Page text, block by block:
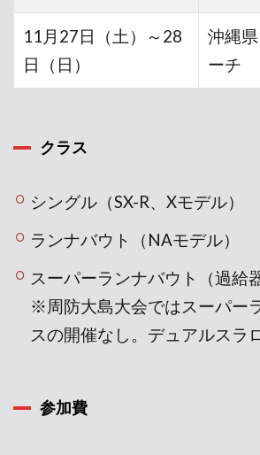
11月27日（土）～28
日（日）
沖縄
ーチ
クラス
シングル（SX-R、Xモデル）
ランナバウト（NAモデル）
スーパーランナバウト（過給
※周防大島大会ではスーパー
スの開催なし。デュアルスラ
参加費